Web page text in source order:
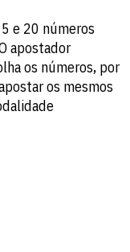
e 20 números
apostador
os números, por
os mesmos